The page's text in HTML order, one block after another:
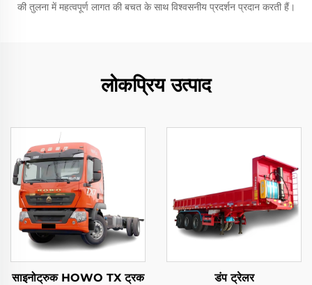
की तुलना में महत्वपूर्ण लागत की बचत के साथ विश्वसनीय प्रदर्शन प्रदान करती हैं।
लोकप्रिय उत्पाद
साइनोट्रुक HOWO TX ट्रक डंप ट्रेलर